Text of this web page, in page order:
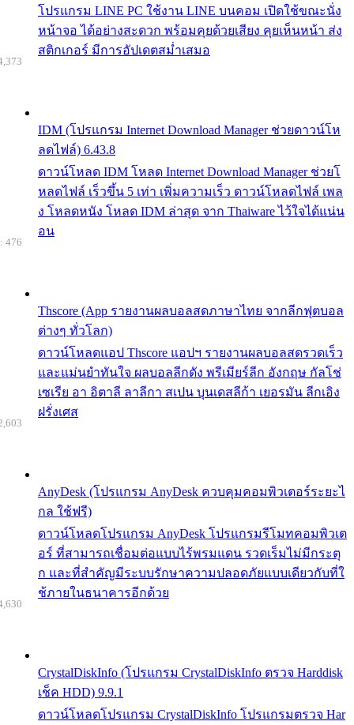
โปรแกรม LINE PC ใช้งาน LINE บนคอม เปิดใช้ขณะนั่ง
หน้าจอ ได้อย่างสะดวก พร้อมคุยด้วยเสียง คุยเห็นหน้า ส่ง
สติกเกอร์ มีการอัปเดตสม่ำเสมอ
IDM (โปรแกรม Internet Download Manager ช่วยดาวน์โห
ลดไฟล์) 6.43.8
ดาวน์โหลด IDM โหลด Internet Download Manager ช่วยโ
หลดไฟล์ เร็วขึ้น 5 เท่า เพิ่มความเร็ว ดาวน์โหลดไฟล์ เพล
ง โหลดหนัง โหลด IDM ล่าสุด จาก Thaiware ไว้ใจได้แน่น
อน
Thscore (App รายงานผลบอลสดภาษาไทย จากลีกฟุตบอล
ต่างๆ ทั่วโลก)
ดาวน์โหลดแอป Thscore แอปฯ รายงานผลบอลสดรวดเร็ว
และแม่นยำทันใจ ผลบอลลีกดัง พรีเมียร์ลีก อังกฤษ กัลโช่
เซเรีย อา อิตาลี ลาลีกา สเปน บุนเดสลีก้า เยอรมัน ลีกเอิง
ฝรั่งเศส
476
AnyDesk (โปรแกรม AnyDesk ควบคุมคอมพิวเตอร์ระยะไ
กล ใช้ฟรี)
ดาวน์โหลดโปรแกรม AnyDesk โปรแกรมรีโมทคอมพิวเต
อร์ ที่สามารถเชื่อมต่อแบบไร้พรมแดน รวดเร็มไม่มีกระตุ
ก และที่สำคัญมีระบบรักษาความปลอดภัยแบบเดียวกับที่ใ
ช้ภายในธนาคารอีกด้วย
CrystalDiskInfo (โปรแกรม CrystalDiskInfo ตรวจ Harddisk
เช็ค HDD) 9.9.1
ดาวน์โหลดโปรแกรม CrystalDiskInfo โปรแกรมตรวจ Har